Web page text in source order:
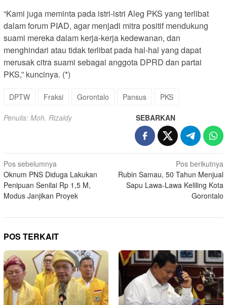
“Kami juga meminta pada istri-istri Aleg PKS yang terlibat
dalam forum PIAD, agar menjadi mitra positif mendukung
suami mereka dalam kerja-kerja kedewanan, dan
menghindari atau tidak terlibat pada hal-hal yang dapat
merusak citra suami sebagai anggota DPRD dan partai
PKS,” kuncinya. (*)
DPTW Fraksi Gorontalo Pansus PKS
Penulis: Moh. Rizaldy SEBARKAN
Navigasi
pos
Pos sebelumnya
Oknum PNS Diduga Lakukan
Penipuan Senilai Rp 1,5 M,
Modus Janjikan Proyek
Pos berikutnya
Rubin Samau, 50 Tahun Menjual
Sapu Lawa-Lawa Keliling Kota
Gorontalo
POS TERKAIT